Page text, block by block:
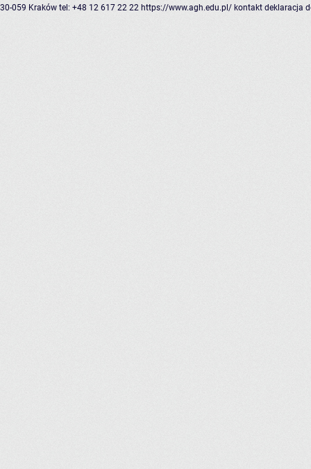
30-059 Kraków tel: +48 12 617 22 22 https://www.agh.edu.pl/ kontakt deklaracja